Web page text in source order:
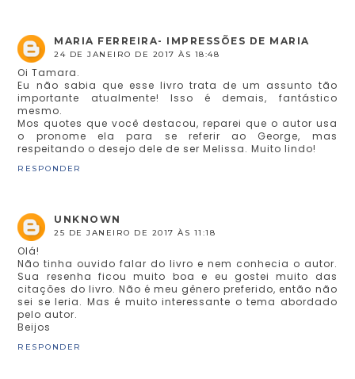
MARIA FERREIRA- IMPRESSÕES DE MARIA
24 DE JANEIRO DE 2017 ÀS 18:48
Oi Tamara.
Eu não sabia que esse livro trata de um assunto tão
importante atualmente! Isso é demais, fantástico
mesmo.
Mos quotes que você destacou, reparei que o autor usa
o pronome ela para se referir ao George, mas
respeitando o desejo dele de ser Melissa. Muito lindo!
RESPONDER
UNKNOWN
25 DE JANEIRO DE 2017 ÀS 11:18
Olá!
Não tinha ouvido falar do livro e nem conhecia o autor.
Sua resenha ficou muito boa e eu gostei muito das
citações do livro. Não é meu gênero preferido, então não
sei se leria. Mas é muito interessante o tema abordado
pelo autor.
Beijos
RESPONDER